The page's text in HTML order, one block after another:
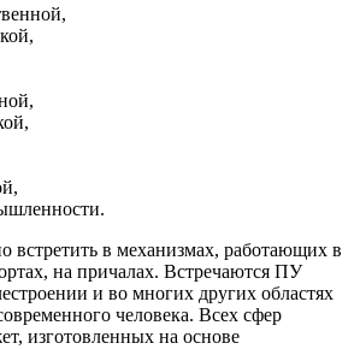
встретить в механизмах, работающих в
на причалах. Встречаются ПУ
и во многих других областях
человека. Всех сфер
изготовленных на основе